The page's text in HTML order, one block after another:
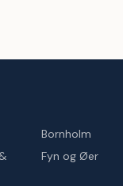
Bornholm
Fyn og Øer